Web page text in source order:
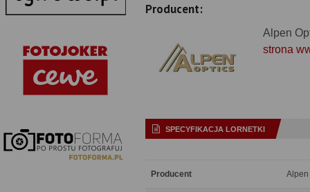
Producent:
Alpen
strona
SPECYFIKACJA LORNETKI
Producent Alpen